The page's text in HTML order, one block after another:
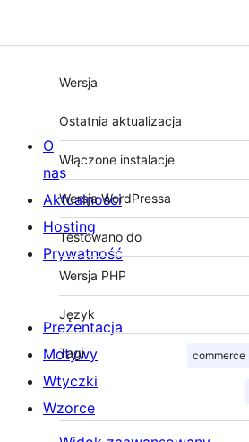
Meta
Wersja
Ostatnia aktualizacja
Włączone instalacje
Wersja WordPressa
Testowano do
Wersja PHP
Język
Tagi commerce
O
nas
Aktualności
Hosting
Prywatność
Prezentacja
Motywy
Wtyczki
Wzorce